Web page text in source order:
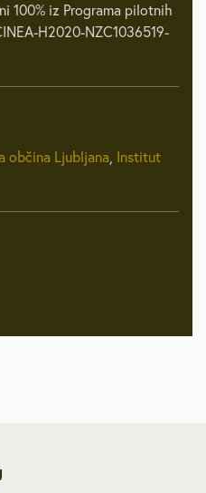
100% iz Programa pilotnih
H2020-NZC1036519-
občina Ljubljana, Institut